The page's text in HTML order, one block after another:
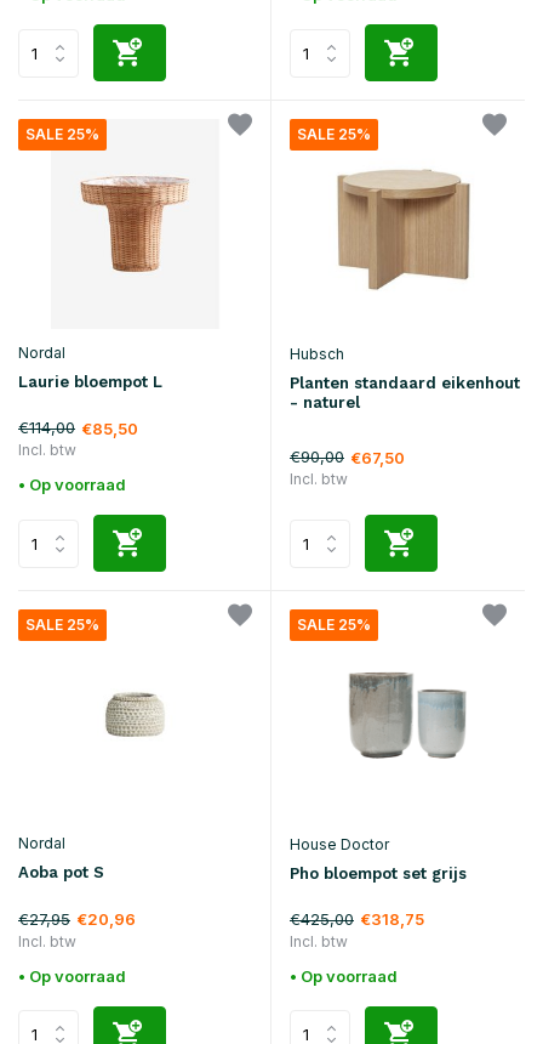
SALE 25%
Nordal
Laurie bloempot L
€114,00 €85,50
Incl. btw
• Op voorraad
SALE 25%
Hubsch
Planten standaard eikenhout
- naturel
€90,00 €67,50
Incl. btw
SALE 25%
Nordal
Aoba pot S
€27,95 €20,96
Incl. btw
• Op voorraad
SALE 25%
House Doctor
Pho bloempot set grijs
€425,00 €318,75
Incl. btw
• Op voorraad